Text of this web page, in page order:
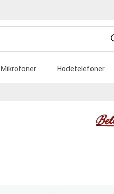
Mikrofoner Hodetelefoner